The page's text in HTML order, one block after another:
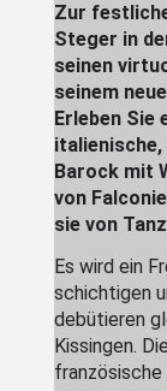
Zur
Steger in
seinen
seinem
Erleben Sie
Barock mit
von
sie von
Es wird ein
schichtigen
debütieren
Kissingen.
französische